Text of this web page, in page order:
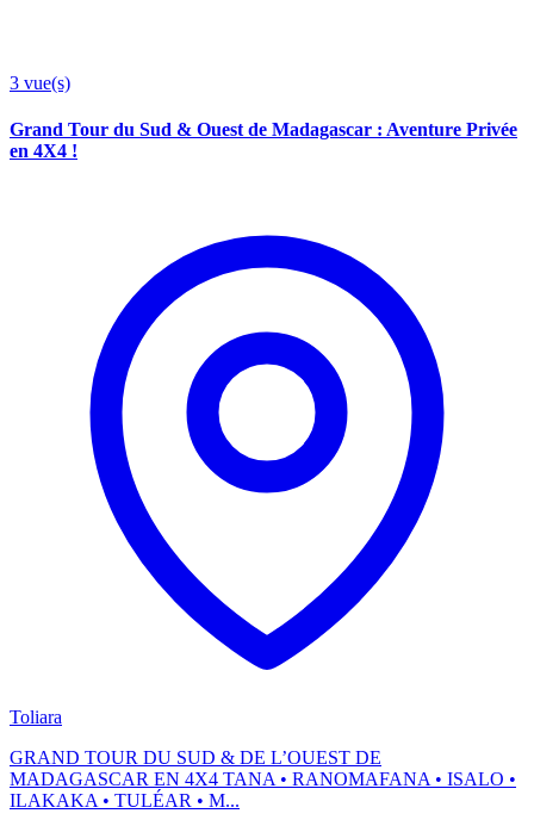
3 vue(s)
Grand Tour du Sud & Ouest de Madagascar : Aventure Privée
en 4X4 !
Toliara
GRAND TOUR DU SUD & DE L’OUEST DE
MADAGASCAR EN 4X4 TANA • RANOMAFANA • ISALO •
ILAKAKA • TULÉAR • M...